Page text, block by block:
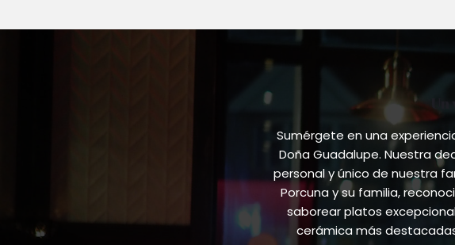
Sumérgete en una
Doña Guadalupe. Nuestra
personal y único de nuestra
Porcuna y su familia,
saborear platos
cerámica más